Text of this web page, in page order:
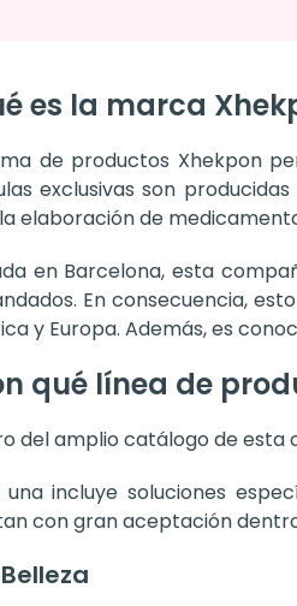
es la marca
de productos Xhekpon
exclusivas son
elaboración de
en Barcelona, esta
En consecuencia,
y Europa. Además, es
qué línea de
del amplio catálogo de esta
una incluye soluciones
con gran aceptación